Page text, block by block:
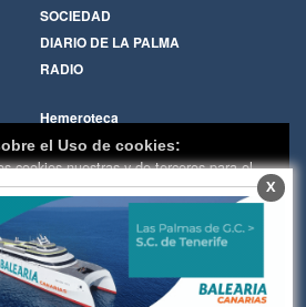
SOCIEDAD
DIARIO DE LA PALMA
RADIO
Hemeroteca
Cartas de los lectores
Galerías de imágenes
Principios Editoriales
Whatsapp
X
el Uso de cookies:
cookies nuestras y de terceros para el
del digital. Puedes consultar la lista
y como desconectarlas.
Privacidad y Cookies
Aceptar Cookies
Personalizar